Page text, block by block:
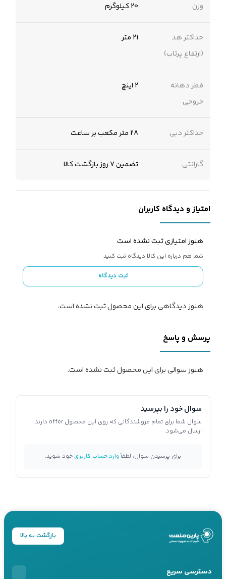
وزن 20 کیلوگرم
حداکثر هد
(ارتفاع پرتاب)
21 متر
قطر دهانه
خروجی
2 اینچ
حداکثر دبی 28 متر مکعب بر ساعت
گارانتی تضمین 7 روز بازگشت کالا
امتیاز و دیدگاه کاربران
هنوز امتیازی ثبت نشده است
شما هم درباره این کالا دیدگاه ثبت کنید
ثبت دیدگاه
هنوز دیدگاهی برای این محصول ثبت نشده است.
پرسش و پاسخ
هنوز سوالی برای این محصول ثبت نشده است.
سوال خود را بپرسید
سوال شما برای تمام فروشندگانی که روی این محصول offer دارند
ارسال می‌شود.
برای پرسیدن سوال، لطفاًوارد حساب کاربریخود شوید.
بازگشت به بالا
دسترسی سریع